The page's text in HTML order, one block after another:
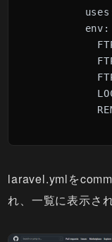
env:
laravel.ymlを
れ、一覧に表示さ